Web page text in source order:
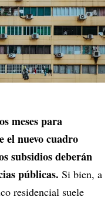
meses para
el nuevo cuadro
subsidios deberán
públicas. Si bien, a
residencial suele